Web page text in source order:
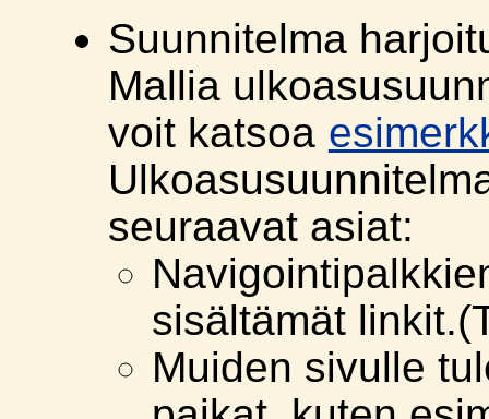
Suunnitelma
Mallia
voit katsoa
seuraavat asiat:
sisältämät
Muiden sivulle